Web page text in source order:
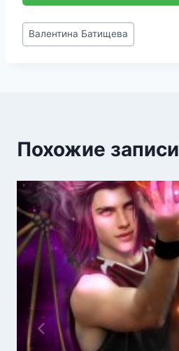
Метки
записи:
Валентина Батищева
Похожие записи